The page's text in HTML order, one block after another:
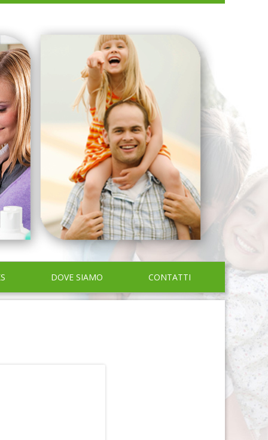
DOVE SIAMO CONTATTI